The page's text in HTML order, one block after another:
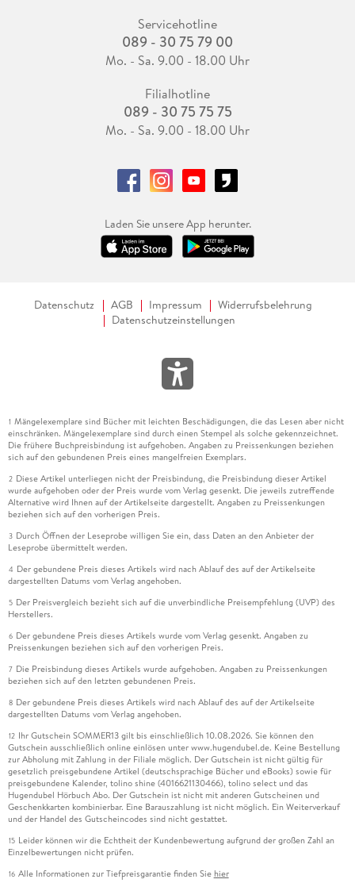
Servicehotline
089 - 30 75 79 00
Mo. - Sa. 9.00 - 18.00 Uhr
Filialhotline
089 - 30 75 75 75
Mo. - Sa. 9.00 - 18.00 Uhr
Laden Sie unsere App herunter.
Datenschutz AGB Impressum
Widerrufsbelehrung
Datenschutzeinstellungen
1 Mängelexemplare sind Bücher mit leichten Beschädigungen, die das Lesen aber nicht
einschränken. Mängelexemplare sind durch einen Stempel als solche gekennzeichnet.
Die frühere Buchpreisbindung ist aufgehoben. Angaben zu Preissenkungen beziehen
sich auf den gebundenen Preis eines mangelfreien Exemplars.
2 Diese Artikel unterliegen nicht der Preisbindung, die Preisbindung dieser Artikel
wurde aufgehoben oder der Preis wurde vom Verlag gesenkt. Die jeweils zutreffende
Alternative wird Ihnen auf der Artikelseite dargestellt. Angaben zu Preissenkungen
beziehen sich auf den vorherigen Preis.
3 Durch Öffnen der Leseprobe willigen Sie ein, dass Daten an den Anbieter der
Leseprobe übermittelt werden.
4 Der gebundene Preis dieses Artikels wird nach Ablauf des auf der Artikelseite
dargestellten Datums vom Verlag angehoben.
5 Der Preisvergleich bezieht sich auf die unverbindliche Preisempfehlung (UVP) des
Herstellers.
6 Der gebundene Preis dieses Artikels wurde vom Verlag gesenkt. Angaben zu
Preissenkungen beziehen sich auf den vorherigen Preis.
7 Die Preisbindung dieses Artikels wurde aufgehoben. Angaben zu Preissenkungen
beziehen sich auf den letzten gebundenen Preis.
8 Der gebundene Preis dieses Artikels wird nach Ablauf des auf der Artikelseite
dargestellten Datums vom Verlag angehoben.
12 Ihr Gutschein SOMMER13 gilt bis einschließlich 10.08.2026. Sie können den
Gutschein ausschließlich online einlösen unter www.hugendubel.de. Keine Bestellung
zur Abholung mit Zahlung in der Filiale möglich. Der Gutschein ist nicht gültig für
gesetzlich preisgebundene Artikel (deutschsprachige Bücher und eBooks) sowie für
preisgebundene Kalender, tolino shine (4016621130466), tolino select und das
Hugendubel Hörbuch Abo. Der Gutschein ist nicht mit anderen Gutscheinen und
Geschenkkarten kombinierbar. Eine Barauszahlung ist nicht möglich. Ein Weiterverkauf
und der Handel des Gutscheincodes sind nicht gestattet.
15 Leider können wir die Echtheit der Kundenbewertung aufgrund der großen Zahl an
Einzelbewertungen nicht prüfen.
16 Alle Informationen zur Tiefpreisgarantie finden Sie hier